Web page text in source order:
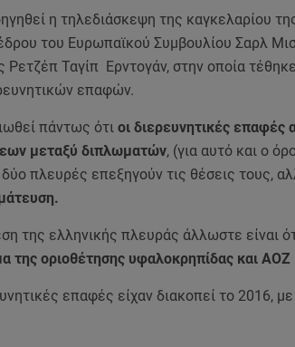
η τηλεδιάσκεψη της καγκελαρίου
του Ευρωπαϊκού Συμβουλίου Σαρλ
Ρετζέπ Ταγίπ Ερντογάν, στην οποία
επαφών.
πάντως ότι οι διερευνητικές επαφές
μεταξύ διπλωματών, (για αυτό και ο
δύο πλευρές επεξηγούν τις θέσεις τους,
της ελληνικής πλευράς άλλωστε είναι
της οριοθέτησης υφαλοκρηπίδας και ΑΟΖ
επαφές είχαν διακοπεί το 2016,